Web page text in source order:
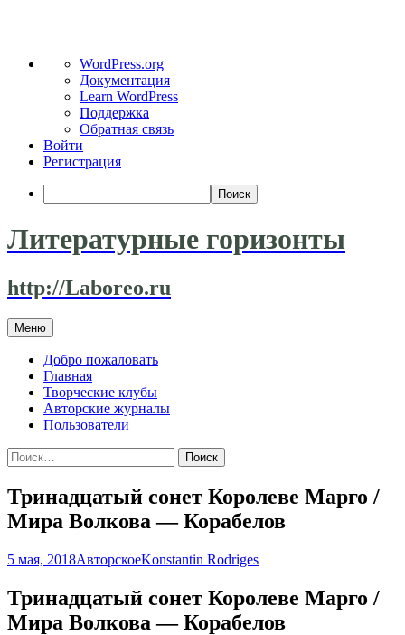
WordPress
WordPress.org
Документация
Learn WordPress
Поддержка
Обратная связь
Войти
Регистрация
Поиск
Литературные горизонты
http://Laboreo.ru
Меню Перейти
к
содержимому
Добро пожаловать
Главная
Творческие клубы
Авторские журналы
Пользователи
Найти:
Тринадцатый сонет Королеве Марго /
Мира Волкова — Корабелов
5 мая, 2018АвторскоеKonstantin Rodriges
Тринадцатый сонет Королеве Марго /
Мира Волкова — Корабелов